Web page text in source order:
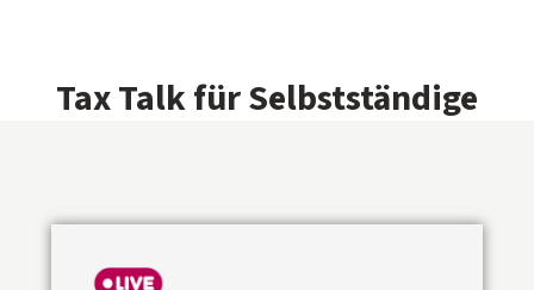
Tax Talk für Selbstständige